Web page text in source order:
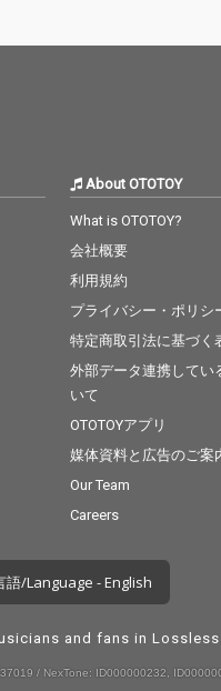
About OTOTOY
What is OTOTOY?
会社概要
利用規約
プライバシー・ポリシ
特定商取引法に基づく
外部データ連携してい
いて
OTOTOYアプリ
媒体資料と広告のご案
Our Team
Careers
語/Language - English
and fans in Lossless
/ NexTone: ID000000232,